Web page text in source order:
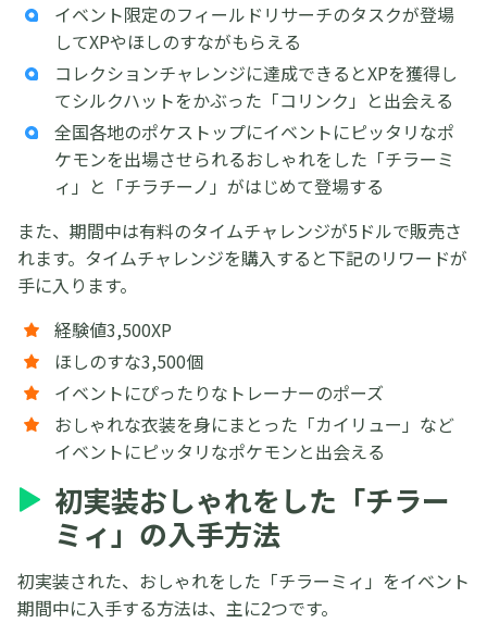
イベント限定のフィールドリサーチのタスクが登場
してXPやほしのすながもらえる
コレクションチャレンジに達成できるとXPを獲得し
てシルクハットをかぶった「コリンク」と出会える
全国各地のポケストップにイベントにピッタリなポ
ケモンを出場させられるおしゃれをした「チラーミ
ィ」と「チラチーノ」がはじめて登場する
また、期間中は有料のタイムチャレンジが5ドルで販売さ
れます。タイムチャレンジを購入すると下記のリワードが
手に入ります。
経験値3,500XP
ほしのすな3,500個
イベントにぴったりなトレーナーのポーズ
おしゃれな衣装を身にまとった「カイリュー」など
イベントにピッタリなポケモンと出会える
初実装おしゃれをした「チラー
ミィ」の入手方法
初実装された、おしゃれをした「チラーミィ」をイベント
期間中に入手する方法は、主に2つです。